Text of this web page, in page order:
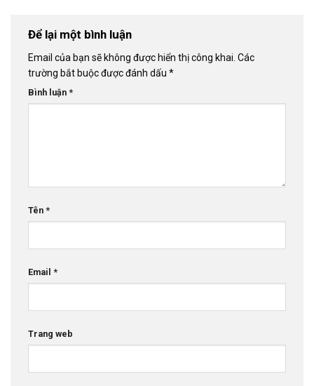
Để lại một bình luận
Email của bạn sẽ không được hiển thị công khai. Các
trường bắt buộc được đánh dấu *
Bình luận *
Tên *
Email *
Trang web